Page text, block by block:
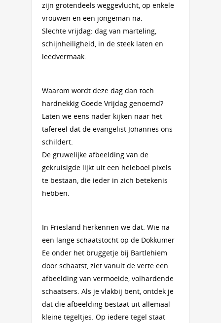
zijn grotendeels weggevlucht, op enkele
vrouwen en een jongeman na.
Slechte vrijdag: dag van marteling,
schijnheiligheid, in de steek laten en
leedvermaak.
Waarom wordt deze dag dan toch
hardnekkig Goede Vrijdag genoemd?
Laten we eens nader kijken naar het
tafereel dat de evangelist Johannes ons
schildert.
De gruwelijke afbeelding van de
gekruisigde lijkt uit een heleboel pixels
te bestaan, die ieder in zich betekenis
hebben.
In Friesland herkennen we dat. Wie na
een lange schaatstocht op de Dokkumer
Ee onder het bruggetje bij Bartlehiem
door schaatst, ziet vanuit de verte een
afbeelding van vermoeide, volhardende
schaatsers. Als je vlakbij bent, ontdek je
dat die afbeelding bestaat uit allemaal
kleine tegeltjes. Op iedere tegel staat